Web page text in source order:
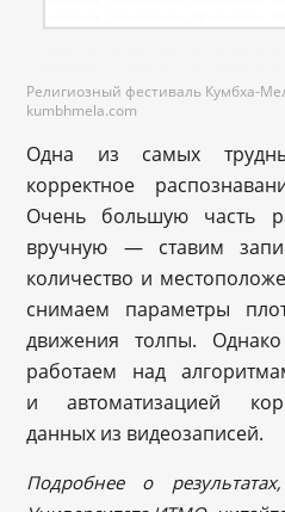
Религиозный фестиваль Кумбха-
kumbhmela.com
Одна из самых
корректное
Очень большую часть
вручную — ставим
количество и
снимаем параметры
движения толпы.
работаем над
и автоматизацией
данных из видеозаписей.
Подробнее о